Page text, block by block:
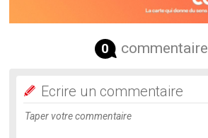
0 commentaire
Ecrire un commentaire